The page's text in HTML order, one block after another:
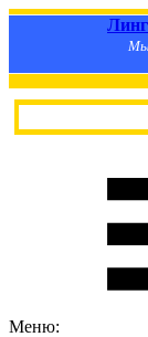
Мы
Меню: